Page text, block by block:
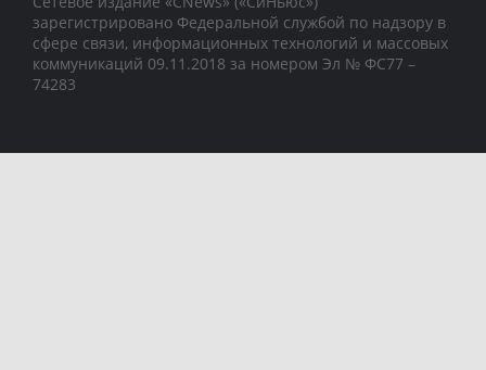
зарегистрировано Федеральной службой по надзору в
сфере связи, информационных технологий и массовых
коммуникаций 09.11.2018 за номером Эл № ФС77 –
74283